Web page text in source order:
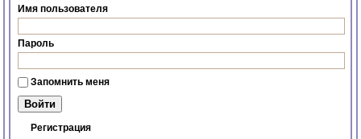
Имя пользователя
Пароль
Запомнить меня
Регистрация